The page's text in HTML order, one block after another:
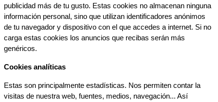
publicidad más de tu gusto. Estas cookies no almacenan ninguna
información personal, sino que utilizan identificadores anónimos
de tu navegador y dispositivo con el que accedes a internet. Si no
carga estas cookies los anuncios que recibas serán más
genéricos.
Cookies analíticas
Estas son principalmente estadísticas. Nos permiten contar la
visitas de nuestra web, fuentes, medios, navegación... Así